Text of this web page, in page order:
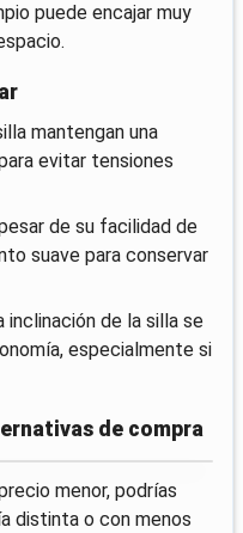
puede encajar muy
mantengan una
evitar tensiones
de su facilidad de
suave para conservar
inclinación de la silla se
especialmente si
de compra
menor, podrías
distinta o con menos